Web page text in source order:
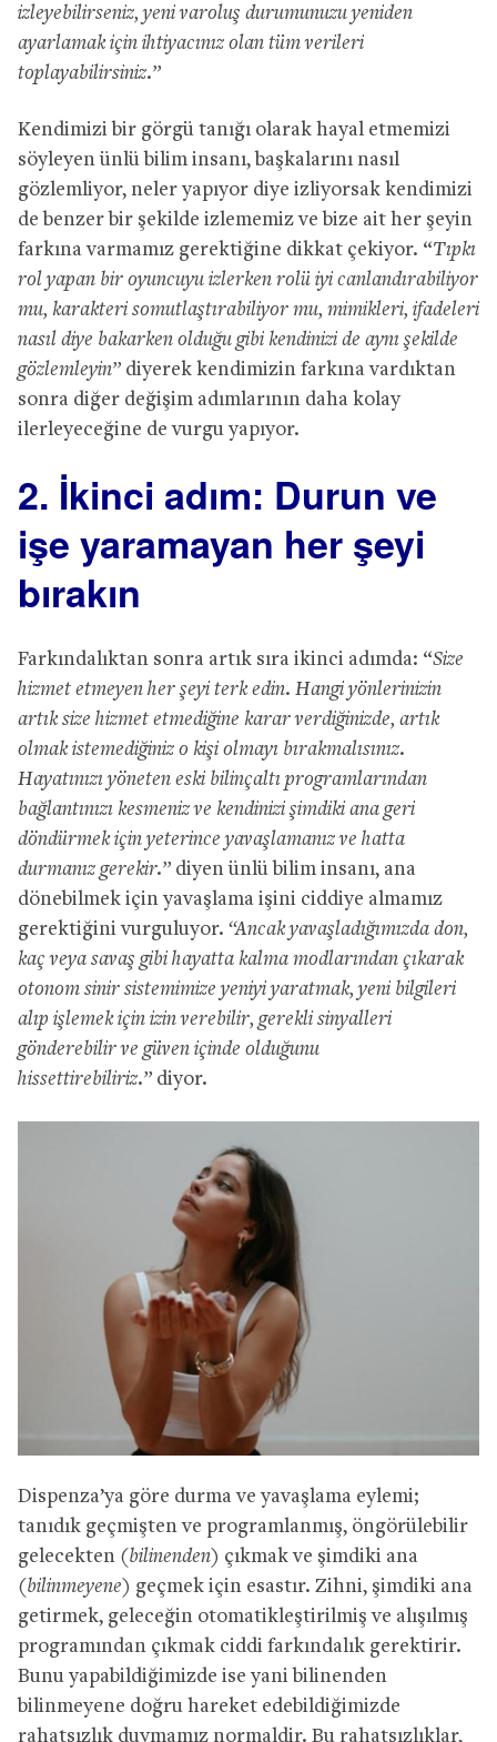
izleyebilirseniz, yeni varoluş durumunuzu yeniden
ayarlamak için ihtiyacınız olan tüm verileri
toplayabilirsiniz.”
Kendimizi bir görgü tanığı olarak hayal etmemizi
söyleyen ünlü bilim insanı, başkalarını nasıl
gözlemliyor, neler yapıyor diye izliyorsak kendimizi
de benzer bir şekilde izlememiz ve bize ait her şeyin
farkına varmamız gerektiğine dikkat çekiyor. “Tıpkı
rol yapan bir oyuncuyu izlerken rolü iyi canlandırabiliyor
mu, karakteri somutlaştırabiliyor mu, mimikleri, ifadeleri
nasıl diye bakarken olduğu gibi kendinizi de aynı şekilde
gözlemleyin” diyerek kendimizin farkına vardıktan
sonra diğer değişim adımlarının daha kolay
ilerleyeceğine de vurgu yapıyor.
2. İkinci adım: Durun ve
işe yaramayan her şeyi
bırakın
Farkındalıktan sonra artık sıra ikinci adımda: “Size
hizmet etmeyen her şeyi terk edin. Hangi yönlerinizin
artık size hizmet etmediğine karar verdiğinizde, artık
olmak istemediğiniz o kişi olmayı bırakmalısınız.
Hayatınızı yöneten eski bilinçaltı programlarından
bağlantınızı kesmeniz ve kendinizi şimdiki ana geri
döndürmek içinyeterince yavaşlamanız ve hatta
durmanız gerekir.” diyen ünlü bilim insanı, ana
dönebilmek için yavaşlama işini ciddiye almamız
gerektiğini vurguluyor. “Ancak yavaşladığımızda don,
kaç veya savaş gibi hayatta kalma modlarından çıkarak
otonom sinir sistemimize yeniyi yaratmak, yeni bilgileri
alıp işlemek için izin verebilir, gerekli sinyalleri
gönderebilir ve güven içinde olduğunu
hissettirebiliriz.” diyor.
Dispenza’ya göre durma ve yavaşlama eylemi;
tanıdık geçmişten ve programlanmış, öngörülebilir
gelecekten (bilinenden) çıkmak ve şimdiki ana
(bilinmeyene) geçmek için esastır. Zihni, şimdiki ana
getirmek, geleceğin otomatikleştirilmiş ve alışılmış
programından çıkmak ciddi farkındalık gerektirir.
Bunu yapabildiğimizde ise yani bilinenden
bilinmeyene doğru hareket edebildiğimizde
rahatsızlık duymamız normaldir. Bu rahatsızlıklar,